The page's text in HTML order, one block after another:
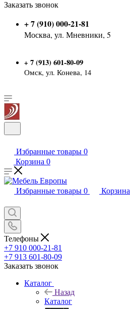
Заказать звонок
+ 7 (910) 000-21-81
Москва, ул. Мневники, 5
+ 7 (913) 601-80-09
Омск, ул. Конева, 14
Избранные товары 0
Корзина 0
Избранные товары 0 Корзина
Телефоны
+7 910 000-21-81
+7 913 601-80-09
Заказать звонок
Каталог
Назад
Каталог